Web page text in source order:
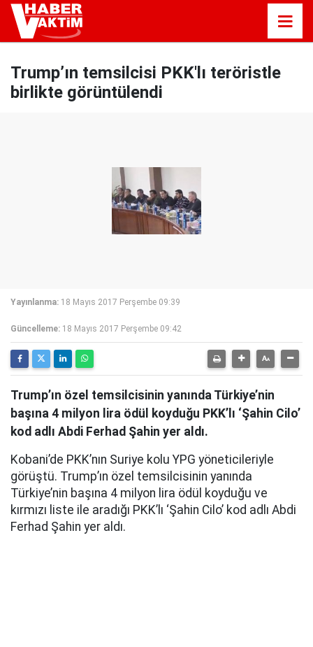
Trump’ın temsilcisi PKK'lı teröristle
birlikte görüntülendi
Yayınlanma: 18 Mayıs 2017 Perşembe 09:39
Güncelleme: 18 Mayıs 2017 Perşembe 09:42
Trump’ın özel temsilcisinin yanında Türkiye’nin
başına 4 milyon lira ödül koyduğu PKK’lı ‘Şahin Cilo’
kod adlı Abdi Ferhad Şahin yer aldı.
Kobani’de PKK’nın Suriye kolu YPG yöneticileriyle
görüştü. Trump’ın özel temsilcisinin yanında
Türkiye’nin başına 4 milyon lira ödül koyduğu ve
kırmızı liste ile aradığı PKK’lı ‘Şahin Cilo’ kod adlı Abdi
Ferhad Şahin yer aldı.